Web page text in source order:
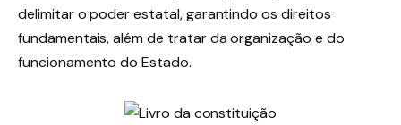
delimitar o poder estatal, garantindo os direitos
fundamentais, além de tratar da organização e do
funcionamento do Estado.